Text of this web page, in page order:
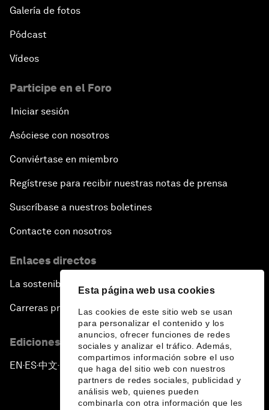
Esta página web usa cookies
Las cookies de este sitio web se usan
para personalizar el contenido y los
anuncios, ofrecer funciones de redes
sociales y analizar el tráfico. Además,
compartimos información sobre el uso
que haga del sitio web con nuestros
partners de redes sociales, publicidad y
análisis web, quienes pueden
combinarla con otra información que les
Galería de fotos
Pódcast
Vídeos
Participe en el Foro
Iniciar sesión
Asóciese con nosotros
Conviértase en miembro
Regístrese para recibir nuestras notas de prensa
Suscríbase a nuestros boletines
Contacte con nosotros
Enlaces directos
La sostenibilidad en el Foro
Carreras profesionales
Ediciones en otros idiomas
EN ▪ES▪中文▪ 日本語